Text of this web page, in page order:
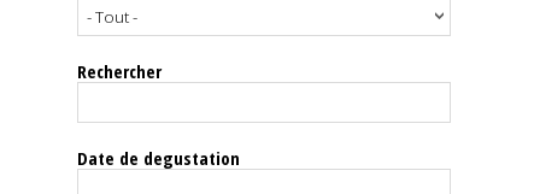
Le
magazine
Rechercher
Date de degustation